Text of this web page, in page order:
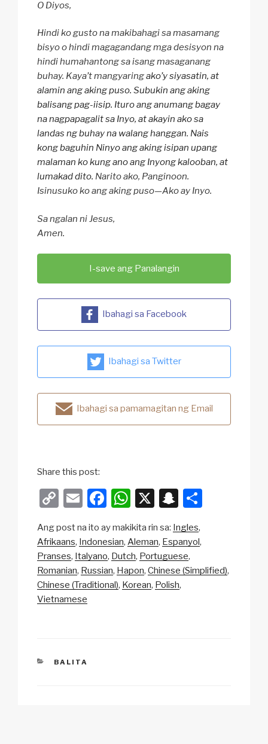
O Diyos,
Hindi ko gusto na makibahagi sa masamang
bisyo o hindi magagandang mga desisyon na
hindi humahantong sa isang masaganang
buhay. Kaya’t mangyaringako’y siyasatin, at
alamin ang aking puso. Subukin ang aking
balisang pag-iisip. Ituro ang anumang bagay
na nagpapagalit sa Inyo, at akayin ako sa
landas ng buhay na walang hanggan. Nais
kong baguhin Ninyo ang aking isipan upang
malaman ko kung ano ang Inyong kalooban, at
lumakad dito. Narito ako, Panginoon.
Isinusuko ko ang aking puso—Ako ay Inyo.
Sa ngalan ni Jesus,
Amen.
I-save ang Panalangin
Ibahagi sa Facebook
Ibahagi sa Twitter
Ibahagi sa pamamagitan ng Email
Share this post:
C
p
y
Li
n
E
ail
F
c
e
b
o
W
at
s
A
p
X
S
a
p
c
h
Ang post na ito ay makikita rin sa: Ingles
Afrikaans Indonesian Aleman Espanyol
Pranses Italyano Dutch Portuguese
Romanian Russian Hapon Chinese (Simplified)
Chinese (Traditional) Korean Polish
Vietnamese
CATEGORIES
BALITA